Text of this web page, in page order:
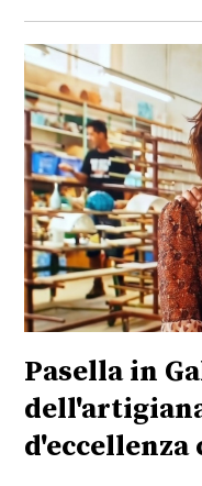
Pasella in
d'eccellenza